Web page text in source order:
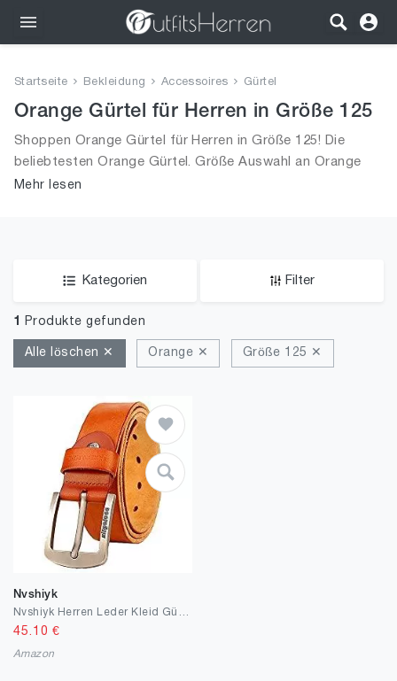
Bekleidung
Wäsche
Schuhe
Startseite Bekleidung Accessoires Gürtel
Orange Gürtel für Herren in Größe 125
Shoppen Orange Gürtel für Herren in Größe 125! Die
beliebtesten Orange Gürtel. Größe Auswahl an Orange
Gürtel in Größe 125 und alle Trends aus 2026 für Männer!
Mehr lesen
Kategorien Filter
1 Produkte gefunden
Alle löschen ✕ Orange ✕ Größe 125 ✕
Nvshiyk
45.10 €
Amazon